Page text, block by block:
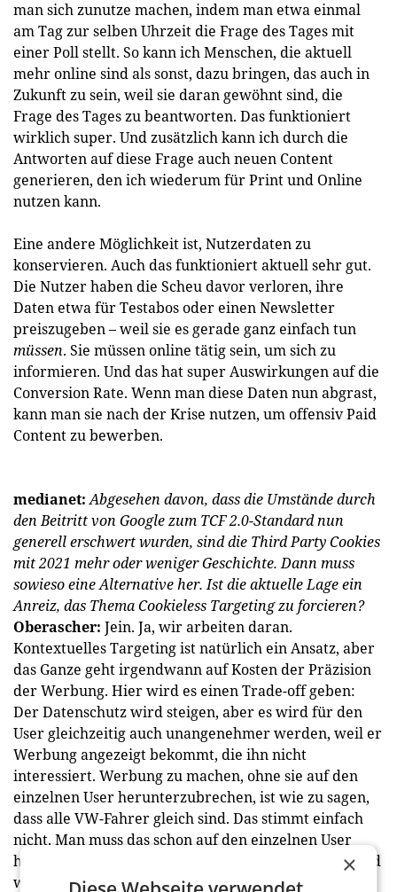
man sich zunutze machen, indem man etwa einmal
am Tag zur selben Uhrzeit die Frage des Tages mit
einer Poll stellt. So kann ich Menschen, die aktuell
mehr online sind als sonst, dazu bringen, das auch in
Zukunft zu sein, weil sie daran gewöhnt sind, die
Frage des Tages zu beantworten. Das funktioniert
wirklich super. Und zusätzlich kann ich durch die
Antworten auf diese Frage auch neuen Content
generieren, den ich wiederum für Print und Online
nutzen kann.
Eine andere Möglichkeit ist, Nutzerdaten zu
konservieren. Auch das funktioniert aktuell sehr gut.
Die Nutzer haben die Scheu davor verloren, ihre
Daten etwa für Testabos oder einen Newsletter
preiszugeben – weil sie es gerade ganz einfach tun
müssen. Sie müssen online tätig sein, um sich zu
informieren. Und das hat super Auswirkungen auf die
Conversion Rate. Wenn man diese Daten nun abgrast,
kann man sie nach der Krise nutzen, um offensiv Paid
Content zu bewerben.
medianet:Abgesehen davon, dass die Umstände durch
den Beitritt von Google zum TCF 2.0-Standard nun
generell erschwert wurden, sind die Third Party Cookies
mit 2021 mehr oder weniger Geschichte. Dann muss
sowieso eine Alternative her. Ist die aktuelle Lage ein
Anreiz, das Thema Cookieless ­Targeting zu forcieren?
Oberascher: Jein. Ja, wir arbeiten daran.
Kontextuelles Targeting ist natürlich ein Ansatz, aber
das Ganze geht irgendwann auf Kosten der Präzision
der Werbung. Hier wird es einen Trade-off geben:
Der Datenschutz wird steigen, aber es wird für den
User gleichzeitig auch unangenehmer werden, weil er
Werbung angezeigt bekommt, die ihn nicht
interessiert. Werbung zu machen, ohne sie auf den
einzelnen User ­herunterzubrechen, ist wie zu sagen,
dass alle VW-Fahrer gleich sind. Das stimmt einfach
nicht. Man muss das schon auf den einzelnen User
herunterbrechen, damit die Werbung optimal ist. Und
wenn das nicht mehr geht – was ja das Ziel ist, dass
×